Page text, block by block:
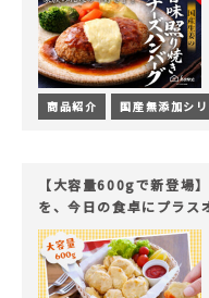
商品紹介 国産無添加シ
【大容量600gで新登場
を、今日の食卓にプラス